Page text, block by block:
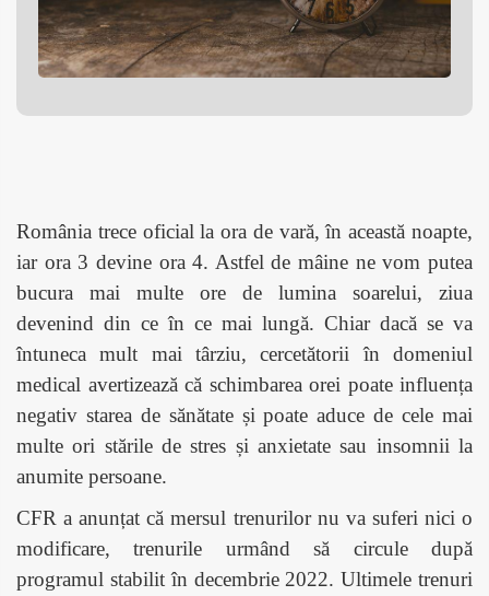
România trece oficial la ora de vară, în această noapte,
iar ora 3 devine ora 4. Astfel de mâine ne vom putea
bucura mai multe ore de lumina soarelui, ziua
devenind din ce în ce mai lungă. Chiar dacă se va
întuneca mult mai târziu, cercetătorii în domeniul
medical avertizează că schimbarea orei poate influența
negativ starea de sănătate și poate aduce de cele mai
multe ori stările de stres și anxietate sau insomnii la
anumite persoane.
CFR a anunțat că mersul trenurilor nu va suferi nici o
modificare, trenurile urmând să circule după
programul stabilit în decembrie 2022. Ultimele trenuri